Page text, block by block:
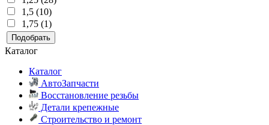
1,5 (10)
1,75 (1)
Подобрать
Каталог
Каталог
АвтоЗапчасти
Восстановление резьбы
Детали крепежные
Строительство и ремонт